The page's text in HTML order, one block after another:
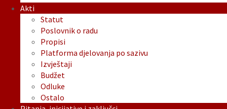
Akti
Statut
Poslovnik o radu
Propisi
Platforma djelovanja po sazivu
Izvještaji
Budžet
Odluke
Ostalo